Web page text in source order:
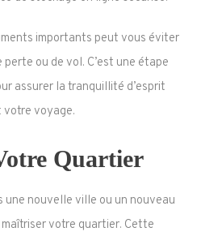
importants peut vous éviter
ou de vol. C’est une étape
assurer la tranquillité d’esprit
votre voyage.
Quartier
une nouvelle ville ou un nouveau
votre quartier. Cette